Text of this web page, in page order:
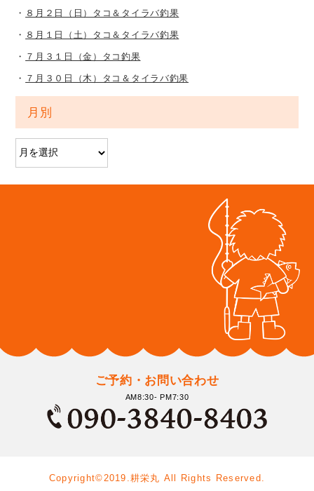
８月２日（日）タコ＆タイラバ釣果
８月１日（土）タコ＆タイラバ釣果
７月３１日（金）タコ釣果
７月３０日（木）タコ＆タイラバ釣果
月別
ご予約・お問い合わせ
AM8:30- PM7:30
Copyright©2019.耕栄丸 All Rights Reserved.